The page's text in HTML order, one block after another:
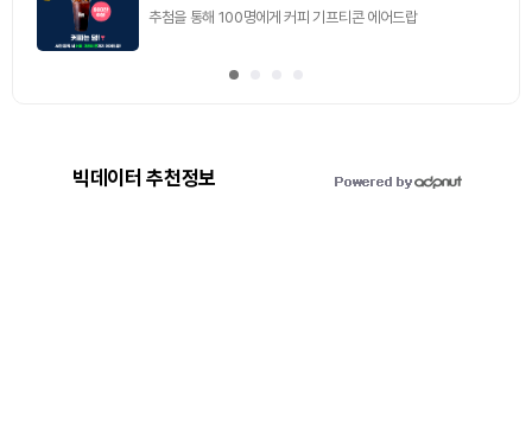
추첨을 통해 100명에게 커피 기프티콘 에어드랍
빅데이터 추천정보